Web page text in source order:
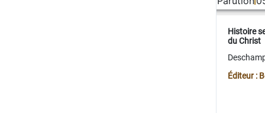
Histoire
du Christ
Éditeur :